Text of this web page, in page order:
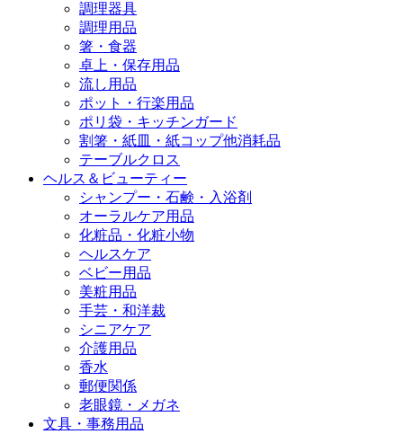
調理器具
調理用品
箸・食器
卓上・保存用品
流し用品
ポット・行楽用品
ポリ袋・キッチンガード
割箸・紙皿・紙コップ他消耗品
テーブルクロス
ヘルス＆ビューティー
シャンプー・石鹸・入浴剤
オーラルケア用品
化粧品・化粧小物
ヘルスケア
ベビー用品
美粧用品
手芸・和洋裁
シニアケア
介護用品
香水
郵便関係
老眼鏡・メガネ
文具・事務用品